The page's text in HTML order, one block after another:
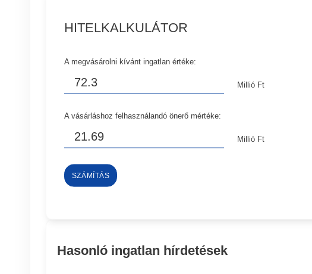
HITELKALKULÁTOR
A megvásárolni kívánt ingatlan értéke:
Millió Ft
A vásárláshoz felhasználandó önerő mértéke:
Millió Ft
SZÁMÍTÁS
Hasonló ingatlan hírdetések